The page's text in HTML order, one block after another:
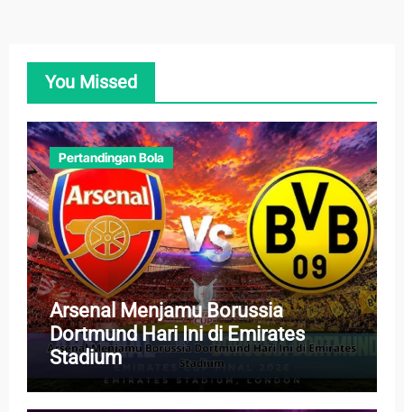
You Missed
Pertandingan Bola
Arsenal Menjamu Borussia
Dortmund Hari Ini di Emirates
Stadium